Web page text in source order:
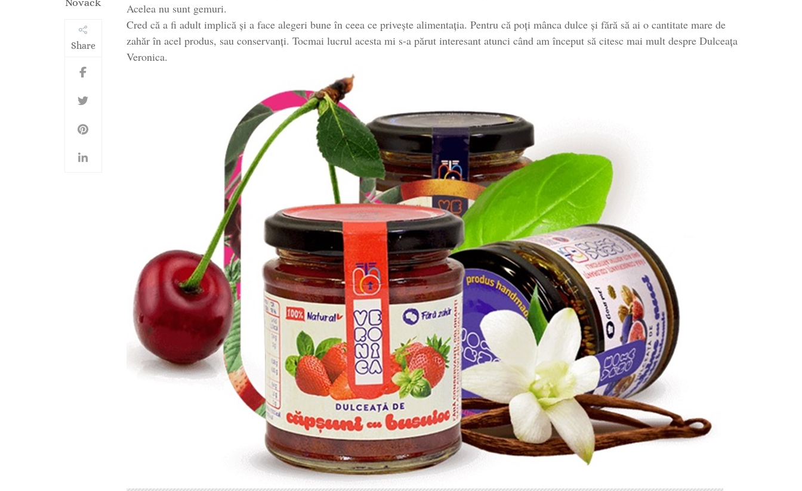
Novack
Share
Acelea nu sunt gemuri.
Cred că a fi adult implică și a face alegeri bune în ceea ce privește alimentația. Pentru că poți mânca dulce și fără să ai o cantitate mare de
zahăr în acel produs, sau conservanți. Tocmai lucrul acesta mi s-a părut interesant atunci când am început să citesc mai mult despre Dulceața
Veronica.